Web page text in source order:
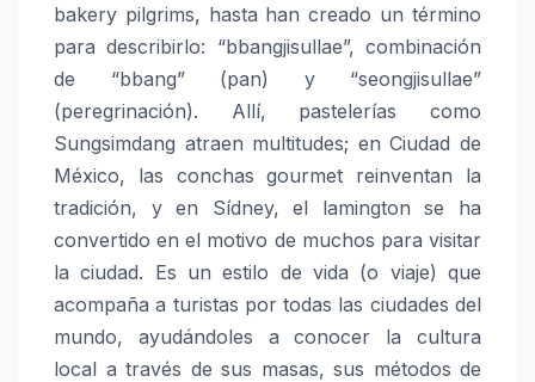
bakery pilgrims, hasta han creado un término
para describirlo: “bbangjisullae”, combinación
de “bbang” (pan) y “seongjisullae”
(peregrinación). Allí, pastelerías como
Sungsimdang atraen multitudes; en Ciudad de
México, las conchas gourmet reinventan la
tradición, y en Sídney, el lamington se ha
convertido en el motivo de muchos para visitar
la ciudad. Es un estilo de vida (o viaje) que
acompaña a turistas por todas las ciudades del
mundo, ayudándoles a conocer la cultura
local a través de sus masas, sus métodos de